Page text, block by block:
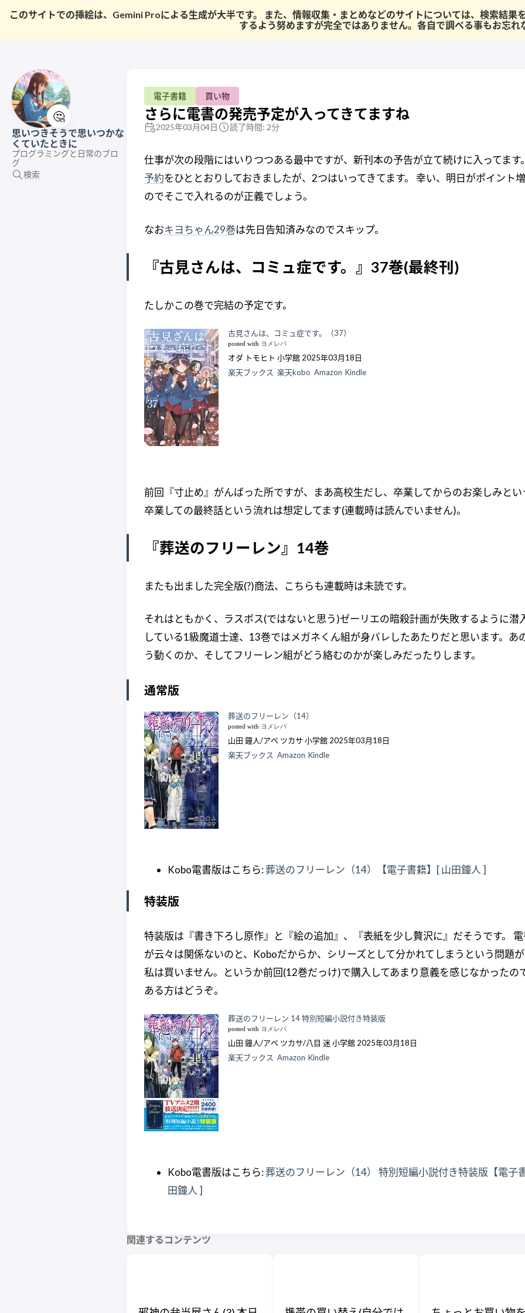
このサイトでの挿絵は、Gemini Proによる生成が大半です。 また、情報収集・まとめなどのサイトについては、検索結
するよう努めますが完全ではありません。各自で調べる事もお忘れ
🤔
思いつきそうで思いつかな
くていたときに
プログラミングと日常のブロ
グ
検索
電子書籍 買い物
さらに電書の発売予定が入ってきてますね
2025年03月04日 読了時間: 2分
仕事が次の段階にはいりつつある最中ですが、新刊本の予告が立て続けに入ってます
予約をひととおりしておきましたが、2つはいってきてます。 幸い、明日がポイント
のでそこで入れるのが正義でしょう。
なおキヨちゃん29巻は先日告知済みなのでスキップ。
『古見さんは、コミュ症です。』37巻(最終刊)
たしかこの巻で完結の予定です。
古見さんは、コミュ症です。（37）
posted with ヨメレバ
オダ トモヒト 小学館 2025年03月18日
楽天ブックス 楽天kobo Amazon Kindle
前回『寸止め』がんばった所ですが、まあ高校生だし、卒業してからのお楽しみとい
卒業しての最終話という流れは想定してます(連載時は読んでいません)。
『葬送のフリーレン』14巻
またも出ました完全版(?)商法、こちらも連載時は未読です。
それはともかく、ラスボス(ではないと思う)ゼーリエの暗殺計画が失敗するように潜
している1級魔道士達、13巻ではメガネくん組が身バレしたあたりだと思います。あ
う動くのか、そしてフリーレン組がどう絡むのかが楽しみだったりします。
通常版
葬送のフリーレン（14）
posted with ヨメレバ
山田 鐘人/アベ ツカサ 小学館 2025年03月18日
楽天ブックス Amazon Kindle
Kobo電書版はこちら:葬送のフリーレン（14）【電子書籍】[ 山田鐘人 ]
特装版
特装版は『書き下ろし原作』と『絵の追加』、『表紙を少し贅沢に』だそうです。
が云々は関係ないのと、Koboだからか、シリーズとして分かれてしまうという問題
私は買いません。というか前回(12巻だっけ)で購入してあまり意義を感じなかったの
ある方はどうぞ。
葬送のフリーレン 14 特別短編小説付き特装版
posted with ヨメレバ
山田 鐘人/アベ ツカサ/八目 迷 小学館 2025年03月18日
楽天ブックス Amazon Kindle
Kobo電書版はこちら:葬送のフリーレン（14） 特別短編小説付き特装版【電子
田鐘人 ]
関連するコンテンツ